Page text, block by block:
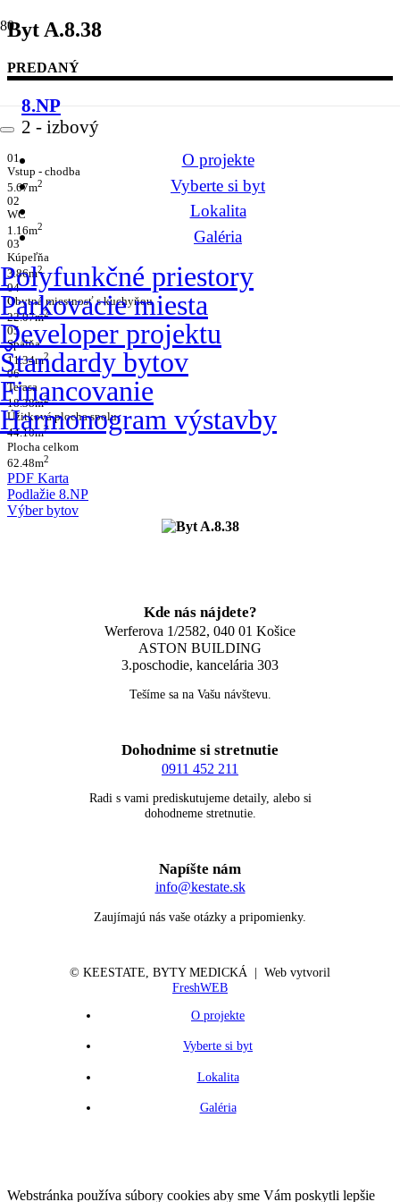
O projekte
Vyberte si byt
Lokalita
Galéria
Polyfunkčné priestory
Parkovacie miesta
Developer projektu
Štandardy bytov
Financovanie
Harmonogram výstavby
Byt A.8.38
PREDANÝ
8.NP
2 - izbový
01
Vstup - chodba
5.67m2
02
WC
1.16m2
03
Kúpeľňa
3.86m2
04
Obytná miestnosť s kuchyňou
22.07m2
05
Spálňa
11.34m2
06
Terasa
18.38m2
Úžitková plocha spolu
44.10m2
Plocha celkom
62.48m2
PDF Karta
Podlažie 8.NP
Výber bytov
Kde nás nájdete?
Werferova 1/2582, 040 01 Košice
ASTON BUILDING
3.poschodie, kancelária 303
Tešíme sa na Vašu návštevu.
Dohodnime si stretnutie
0911 452 211
Radi s vami prediskutujeme detaily, alebo si
dohodneme stretnutie.
Napíšte nám
info@kestate.sk
Zaujímajú nás vaše otázky a pripomienky.
© KEESTATE , BYTY MEDICKÁ | Web vytvoril
FreshWEB
O projekte
Vyberte si byt
Lokalita
Galéria
Webstránka používa súbory cookies aby sme Vám poskytli lepšie